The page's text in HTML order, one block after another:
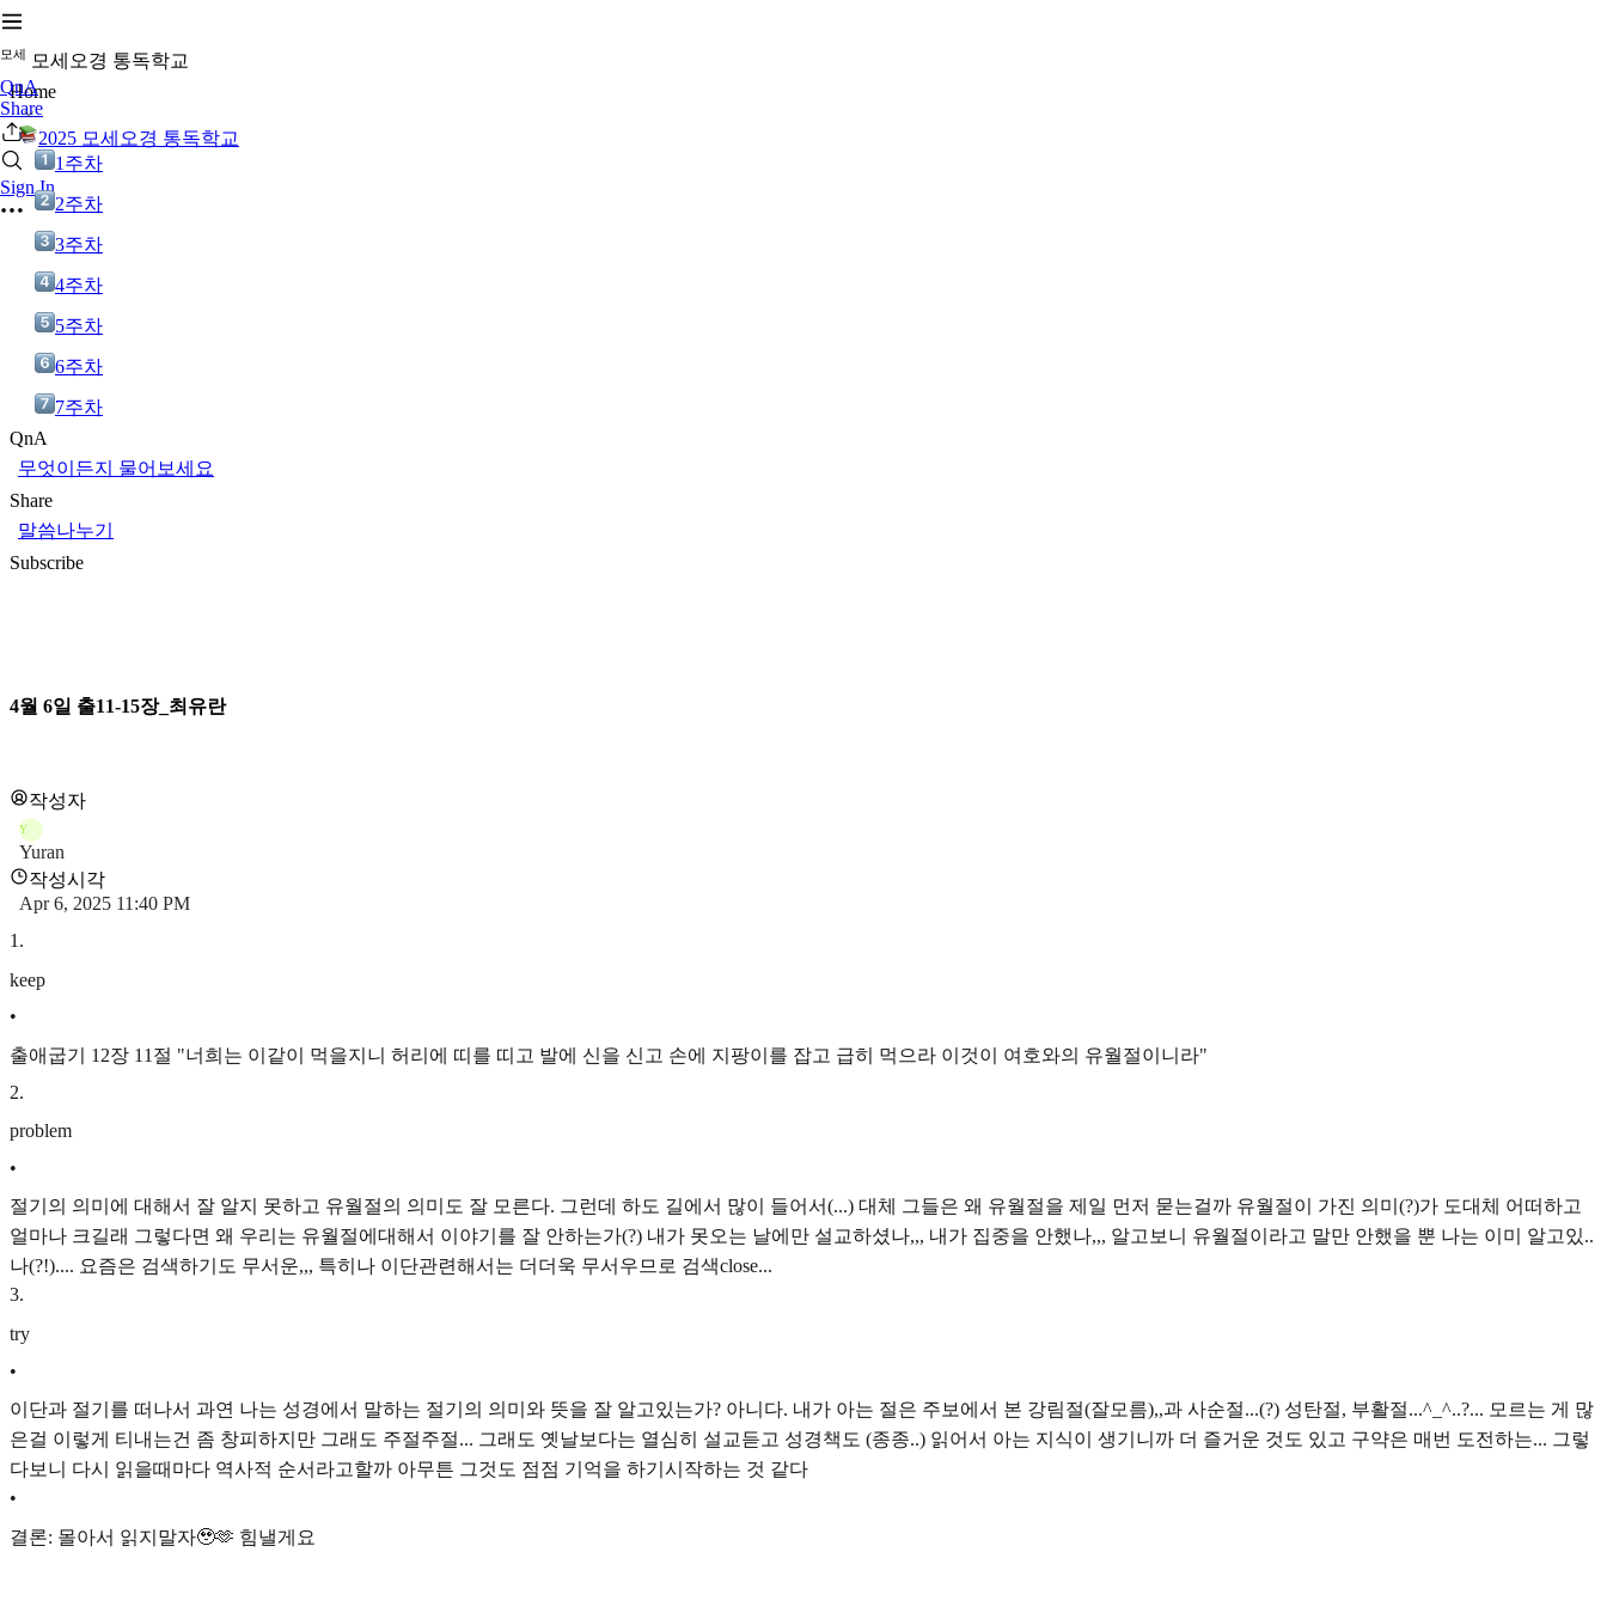
모세
모세오경 통독학교
QnA
Share
Sign In
Home
2025 모세오경 통독학교
1주차
2주차
3주차
4주차
5주차
6주차
7주차
QnA
무엇이든지 물어보세요
Share
말씀나누기
Subscribe
4월 6일 출11-15장_최유란
작성자
Y
Yuran
작성시각
Apr 6, 2025 11:40 PM
1 .
keep
•
출애굽기 12장 11절 "너희는 이같이 먹을지니 허리에 띠를 띠고 발에 신을 신고 손에 지팡이를 잡고 급히 먹으라 이것이 여호와의 유월절이니라"​
2.
problem
•
절기의 의미에 대해서 잘 알지 못하고 유월절의 의미도 잘 모른다. 그런데 하도 길에서 많이 들어서(...) 대체 그들은 왜 유월절을 제일 먼저 묻는걸까 유월절이 가진 의미(?)가 도대체 어떠하고
얼마나 크길래 그렇다면 왜 우리는 유월절에대해서 이야기를 잘 안하는가(?) 내가 못오는 날에만 설교하셨나,,, 내가 집중을 안했나,,, 알고보니 유월절이라고 말만 안했을 뿐 나는 이미 알고있..
나(?!).... 요즘은 검색하기도 무서운,,, 특히나 이단관련해서는 더더욱 무서우므로 검색close...
3.
try
•
이단과 절기를 떠나서 과연 나는 성경에서 말하는 절기의 의미와 뜻을 잘 알고있는가? 아니다. 내가 아는 절은 주보에서 본 강림절(잘모름),,과 사순절...(?) 성탄절, 부활절...^_^..?... 모르는 게 많
은걸 이렇게 티내는건 좀 창피하지만 그래도 주절주절... 그래도 옛날보다는 열심히 설교듣고 성경책도 (종종..) 읽어서 아는 지식이 생기니까 더 즐거운 것도 있고 구약은 매번 도전하는... 그렇
다보니 다시 읽을때마다 역사적 순서라고할까 아무튼 그것도 점점 기억을 하기시작하는 것 같다
•
결론: 몰아서 읽지말자🥹🫶 힘낼게요